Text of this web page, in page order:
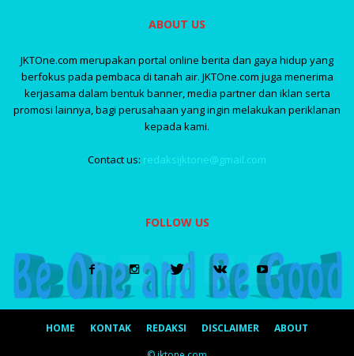
ABOUT US
JKTOne.com merupakan portal online berita dan gaya hidup yang
berfokus pada pembaca di tanah air. JKTOne.com juga menerima
kerjasama dalam bentuk banner, media partner dan iklan serta
promosi lainnya, bagi perusahaan yang ingin melakukan periklanan
kepada kami.
Contact us: redaksijktone@gmail.com
FOLLOW US
HOME KONTAK REDAKSI DISCLAIMER
ABOUT